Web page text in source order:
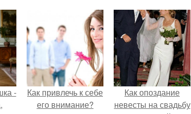
-
Как привлечь к себе
его внимание?
Как опоздание
невесты на свадьбу